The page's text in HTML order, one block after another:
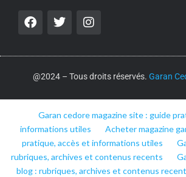
@2024 – Tous droits réservés. Garan
Garan cedore magazine site : guide
informations utiles
Acheter magazine
pratique, accès et informations utiles
rubriques, archives et contenus recents
blog : rubriques, archives et contenus